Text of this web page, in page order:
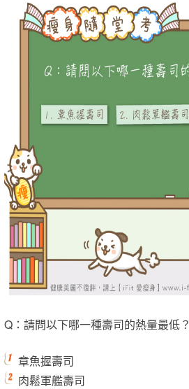
Q：請問以下哪一種壽司的熱量最低？
章魚握壽司
肉鬆軍艦壽司